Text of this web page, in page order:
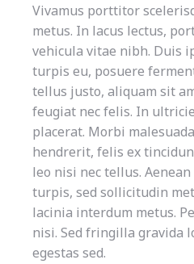
Vivamus porttitor
metus. In lacus lectus,
vehicula vitae nibh. Duis
turpis eu, posuere
tellus justo, aliquam sit
feugiat nec felis. In
placerat. Morbi
hendrerit, felis ex
leo nisi nec tellus.
turpis, sed sollicitudin
lacinia interdum metus.
nisi. Sed fringilla gravida
egestas sed.